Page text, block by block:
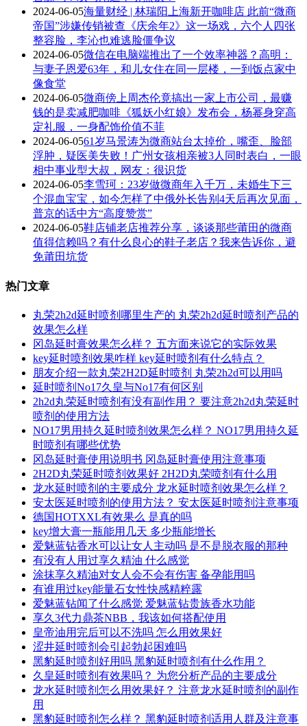
2024-06-05海量财经 | 林瑞阳上海新开咖啡店 此前“微商
帝国”涉嫌传销被查《庆余年2》这一场戏，六个人四张
整容脸，李沁也难逃脸僵争议
2024-06-05微信在电脑端推出了一个效率神器？高明：
与妻子恩爱63年，和儿女住在同一层楼，一到饭点家中
像食堂
2024-06-05微商傍上周杰伦竟搞出一家上市公司，最赚
钱的是卖减肥咖啡《狐妖小红娘》发布会，杨幂身穿高
定礼服，一身配饰价值不菲
2024-06-0561岁马景涛为微商站台太掉价，嘴歪、脸部
浮肿，疑医美失败！广州女孩相亲被3人同时表白，一眼
相中事业型大叔，网友：很识货
2024-06-05李雪珂：23岁做微商年入千万，未婚生下三
个混血宝宝，如今怎样了中俄外长告别4天后再次见面，
普京的话中方“高度赞赏”
2024-06-05鞋店铺老店推荐分享，谈谈那些莆田的微商
值得信赖吗？有什么良心的鞋子老店？我来告诉你，避
免莆田坑货
热门文章
丸荣2h2d延时喷剂哪里生产的 丸荣2h2d延时喷剂产品的
效果怎么样
冈岛延时膏效果怎么样？ 五方面来说它的实际效果
key延时喷剂效果咋样 key延时喷剂有什么特点？
朋友介绍一款丸荣2H2D延时喷剂 丸荣2h2d可以用吗
延时喷剂No17久皇与No17有何区别
2h2d丸荣延时喷剂有没有副作用？ 要注意2h2d丸荣延时
喷剂的使用方法
NO17男用持久延时喷剂效果怎么样？ NO17男用持久延
时喷剂有哪些优势
冈岛延时膏使用说明书 冈岛延时膏使用注意事项
2H2D丸荣延时喷剂效果好 2H2D丸荣喷剂有什么用
龙水延时喷剂的主要成分 龙水延时喷剂效果怎么样？
安太医延时喷剂的使用方法？ 安太医延时喷剂注意事项
德国HOTXXL有效果么 是真的吗
key增大膏一瓶能用几天 多少瓶能增长
爱魅蓝钻香水可以让女人主动吗 是不是脱衣服的那种
有没有人用过享久精油 什么感觉
涂抹享久精油对女人会不会有伤害 备孕能用吗
有谁用过key能量石女性快感精粹露
爱魅蓝钻闻了什么感觉 爱魅蓝钻贵族香水功能
享久3代力鼎茶NBB，我该如何搭配使用
皇帝油用完后可以不洗吗 怎么用效果好
涩井延时喷剂会引起勃起困难吗
黑豹延时喷剂好用吗 黑豹延时喷剂有什么作用？
久皇延时喷剂有效果吗？ 为您分析产品的主要成分
龙水延时喷剂怎么用效果好？ 注意龙水延时喷剂的副作
用
黑豹延时喷剂怎么样？ 黑豹延时喷剂适用人群及注意事